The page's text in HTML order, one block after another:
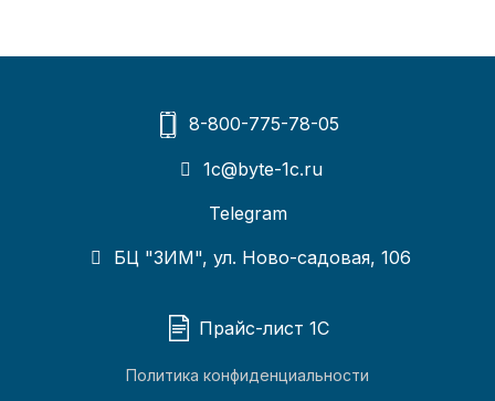
8-800-775-78-05
1c@byte-1c.ru
Telegram
БЦ "ЗИМ", ул. Ново-садовая, 106
Прайс-лист 1С
Политика конфиденциальности